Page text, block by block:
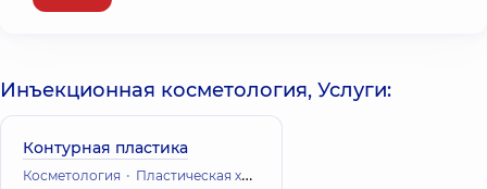
Инъекционная косметология, Услуги:
Контурная пластика
Косметология Пластическая хирургия